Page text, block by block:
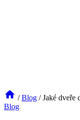
/ Blog / Jaké dveře
Blog